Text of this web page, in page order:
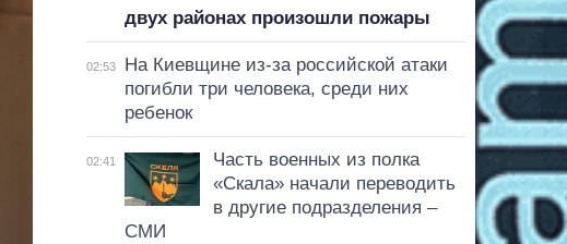
двух районах произошли пожары
02:53
На Киевщине из-за российской атаки
погибли три человека, среди них
ребенок
02:41
Часть военных из полка
«Скала» начали переводить
в другие подразделения –
СМИ